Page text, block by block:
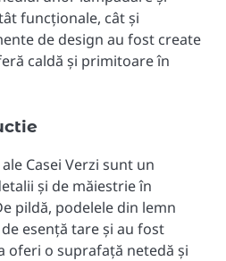
funcționale, cât și
de design au fost create
caldă și primitoare în
Casei Verzi sunt un
și de măiestrie în
pildă, podelele din lemn
esență tare și au fost
oferi o suprafață netedă și